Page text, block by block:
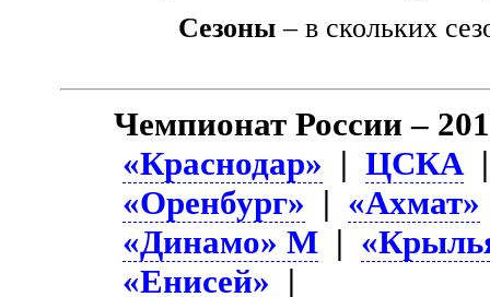
Сезоны – в скольких
Чемпионат России –
«Краснодар» |ЦСКА
«Оренбург» | «Ахмат»
«Динамо» М |
«Енисей» |